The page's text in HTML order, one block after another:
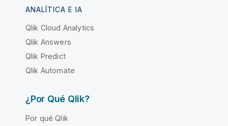
ANALÍTICA E IA
Qlik Cloud Analytics
Qlik Answers
Qlik Predict
Qlik Automate
¿Por Qué Qlik?
Por qué Qlik